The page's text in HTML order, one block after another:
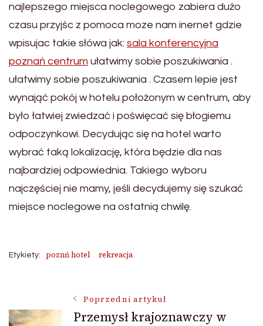
najlepszego miejsca noclegowego zabiera dużo
czasu przyjśc z pomoca moze nam inernet gdzie
wpisujac takie słówa jak: sala konferencyjna
poznań centrum ułatwimy sobie poszukiwania .
ułatwimy sobie poszukiwania . Czasem lepie jest
wynająć pokój w hotelu położonym w centrum, aby
było łatwiej zwiedzać i poświęcać się błogiemu
odpoczynkowi. Decydując się na hotel warto
wybrać taką lokalizację, która będzie dla nas
najbardziej odpowiednia. Takiego wyboru
najczęściej nie mamy, jeśli decydujemy się szukać
miejsce noclegowe na ostatnią chwilę.
Etykiety: poznń hotel rekreacja
NawigacjaPoprzedni artykuł
Przemysł krajoznawczy w